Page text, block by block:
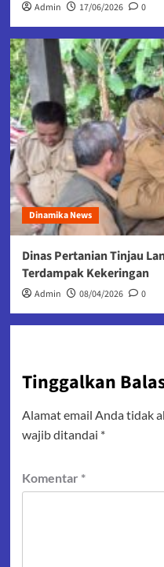
Admin 17/06/2026 0
Dinamika News
Dinas Pertanian Tinjau
Terdampak Kekeringan
Admin 08/04/2026 0
Tinggalkan
Alamat email Anda tidak
wajib ditandai *
Komentar *